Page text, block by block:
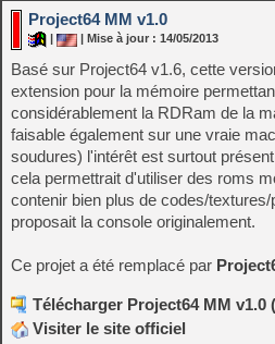
Project64 MM v1.0
| Mise à jour : 14/05/2013
Basé sur Project64 v1.6, cette
extension pour la mémoire
considérablement la RDRam de la
faisable également sur une vraie
soudures) l'intérêt est surtout
cela permettrait d'utiliser des roms
contenir bien plus de codes/
proposait la console originalement.
Ce projet a été remplacé par
Télécharger Project64 MM v1.0
Visiter le site officiel